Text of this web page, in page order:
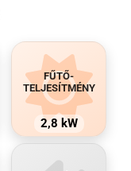
FŰTŐ-
TELJESÍTMÉNY
2,8 kW